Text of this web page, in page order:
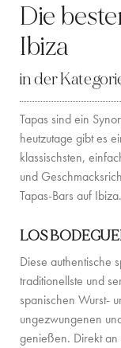
WESTKÜSTE
SANTA
IBIZA-STADT
INSPIRATION
BOOTCHARTER-
PRIVATE CHEF
Die
Ibiza
in der
Tapas sind ein
heutzutage gibt es
klassischsten,
und
Tapas-Bars auf Ibiza.
LOS
Diese authentische
traditionellste und
spanischen Wurst-
ungezwungenen
genießen. Direkt an